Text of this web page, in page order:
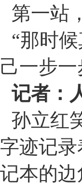
第一站
“那时
己一步一
记者：
孙立红
字迹记
记本的